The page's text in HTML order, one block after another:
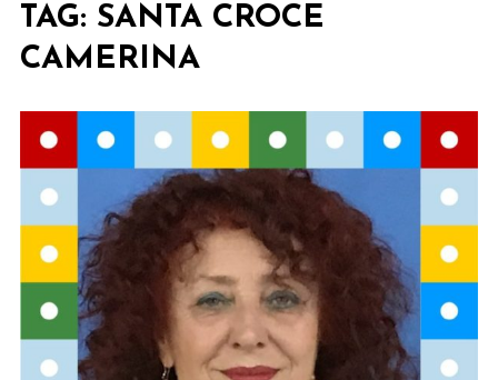
TAG: SANTA CROCE
CAMERINA